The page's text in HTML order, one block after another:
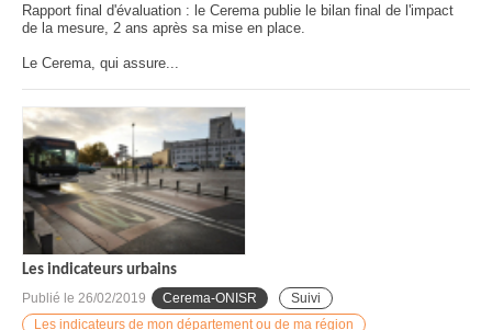
Rapport final d'évaluation : le Cerema publie le bilan final de l'impact
de la mesure, 2 ans après sa mise en place.
Le Cerema, qui assure...
Les indicateurs urbains
Publié le 26/02/2019 Cerema-ONISR
Suivi
Les indicateurs de mon département ou de ma région